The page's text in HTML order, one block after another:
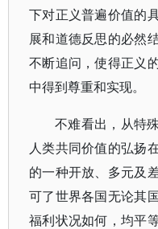
下对正义普遍价值的
展和道德反思的必然
不断追问，使得正义
中得到尊重和实现。
不难看出，从特
人类共同价值的弘扬
的一种开放、多元及
可了世界各国无论其
福利状况如何，均平